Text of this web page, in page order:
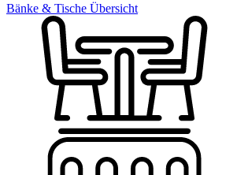
Bänke & Tische Übersicht